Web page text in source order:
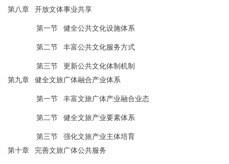
第八章
开放文体事业共享
第一节 健全公共文化设施体系
第二节 丰富公共文化服务方式
第三节
更新公共文化体制机制
第九章
健全文旅广体融合产业体系
第一节 丰富文旅广体产业融合业态
第二节 健全文旅产业要素体系
第三节
强化文旅产业主体培育
第十章
完善文旅广体公共服务